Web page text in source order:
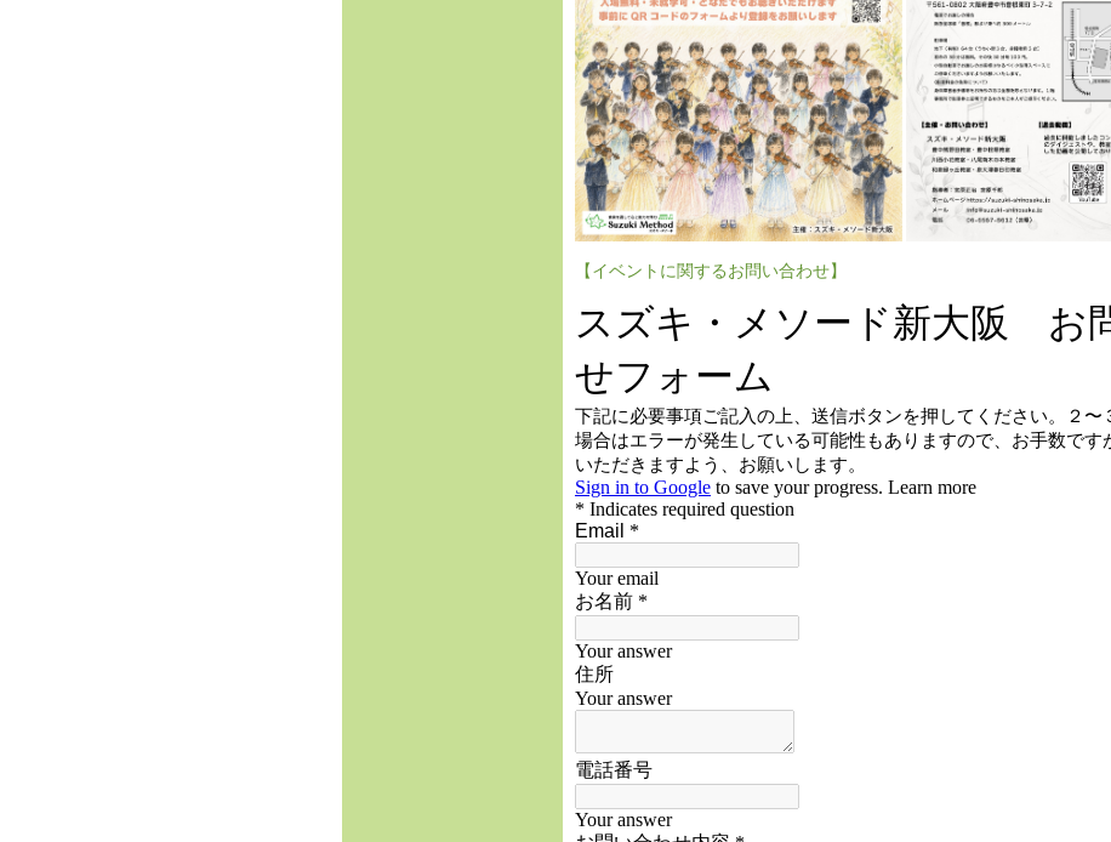
【イベントに関するお問い合わせ】